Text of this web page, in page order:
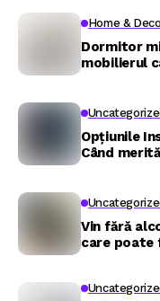
Home & Deco
Dormitor
mobilierul
Opțiunile
Când
Vin fără
care poate